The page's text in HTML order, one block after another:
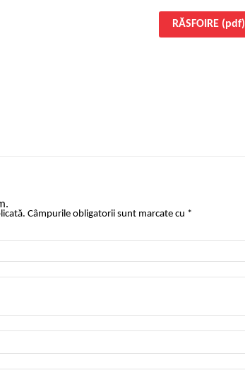
RĂSFOIRE (pdf)
Câmpurile obligatorii sunt marcate cu *